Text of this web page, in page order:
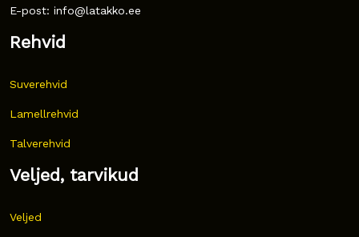
E-post: info@latakko.ee
Rehvid
Suverehvid
Lamellrehvid
Talverehvid
Veljed, tarvikud
Veljed